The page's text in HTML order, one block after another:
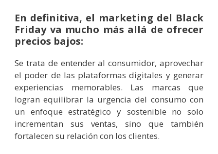
En definitiva, el marketing del Black
Friday va mucho más allá de ofrecer
precios bajos:
Se trata de entender al consumidor, aprovechar
el poder de las plataformas digitales y generar
experiencias memorables. Las marcas que
logran equilibrar la urgencia del consumo con
un enfoque estratégico y sostenible no solo
incrementan sus ventas, sino que también
fortalecen su relación con los clientes.